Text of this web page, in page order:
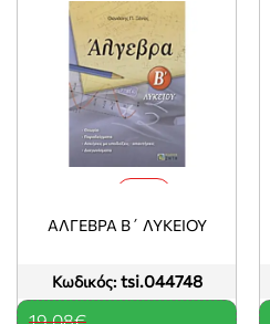
Κωδικός: tsi.044748
ΑΛΓΕΒΡΑ Β΄ ΛΥΚΕΙΟΥ